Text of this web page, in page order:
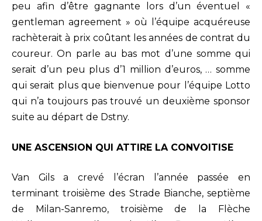
peu afin d’être gagnante lors d’un éventuel «
gentleman agreement » où l’équipe acquéreuse
rachèterait à prix coûtant les années de contrat du
coureur. On parle au bas mot d’une somme qui
serait d’un peu plus d’1 million d’euros, … somme
qui serait plus que bienvenue pour l’équipe Lotto
qui n’a toujours pas trouvé un deuxième sponsor
suite au départ de Dstny.
UNE ASCENSION QUI ATTIRE LA CONVOITISE
Van Gils a crevé l’écran l’année passée en
terminant troisième des Strade Bianche, septième
de Milan-Sanremo, troisième de la Flèche